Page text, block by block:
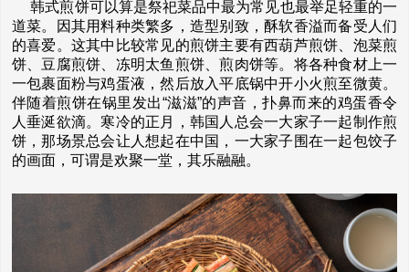
韩式煎饼可以算是祭祀菜品中最为常见也最举足轻重的一
道菜。因其用料种类繁多，造型别致，酥软香溢而备受人们
的喜爱。这其中比较常见的煎饼主要有西葫芦煎饼、泡菜煎
饼、豆腐煎饼、冻明太鱼煎饼、煎肉饼等。将各种食材上一
一包裹面粉与鸡蛋液，然后放入平底锅中开小火煎至微黄。
伴随着煎饼在锅里发出“滋滋”的声音，扑鼻而来的鸡蛋香令
人垂涎欲滴。寒冷的正月，韩国人总会一大家子一起制作煎
饼，那场景总会让人想起在中国，一大家子围在一起包饺子
的画面，可谓是欢聚一堂，其乐融融。